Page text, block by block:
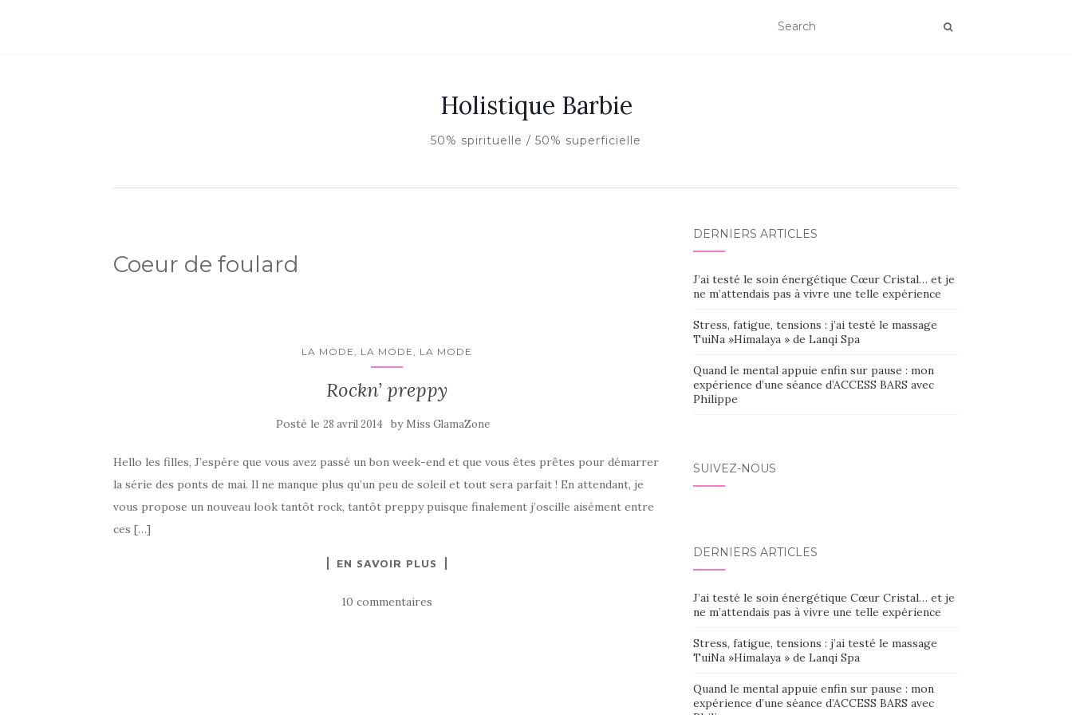
Holistique Barbie
50% spirituelle / 50% superficielle
Coeur de foulard
LA MODE, LA MODE, LA MODE
Rockn’ preppy
Posté le28 avril 2014 by Miss GlamaZone
Hello les filles, J’espère que vous avez passé un bon week-end et que vous êtes prêtes pour démarrer
la série des ponts de mai. Il ne manque plus qu’un peu de soleil et tout sera parfait ! En attendant, je
vous propose un nouveau look tantôt rock, tantôt preppy puisque finalement j’oscille aisément entre
ces […]
EN SAVOIR PLUS
10 commentaires
DERNIERS ARTICLES
J’ai testé le soin énergétique Cœur Cristal… et je
ne m’attendais pas à vivre une telle expérience
Stress, fatigue, tensions : j’ai testé le massage
TuiNa »Himalaya » de Lanqi Spa
Quand le mental appuie enfin sur pause : mon
expérience d’une séance d’ACCESS BARS avec
Philippe
SUIVEZ-NOUS
DERNIERS ARTICLES
J’ai testé le soin énergétique Cœur Cristal… et je
ne m’attendais pas à vivre une telle expérience
Stress, fatigue, tensions : j’ai testé le massage
TuiNa »Himalaya » de Lanqi Spa
Quand le mental appuie enfin sur pause : mon
expérience d’une séance d’ACCESS BARS avec